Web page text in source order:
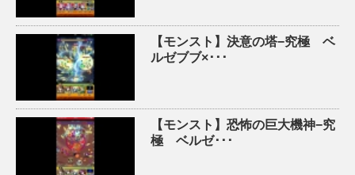
【モンスト】決意の塔−究極 ベ
ルゼブブ×･･･
【モンスト】恐怖の巨大機神−究
極 ベルゼ･･･